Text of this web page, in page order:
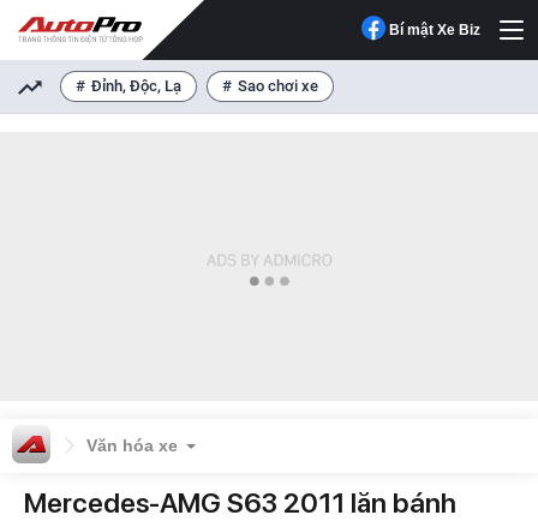
Bí mật Xe Biz
Đỉnh, Độc, Lạ Sao chơi xe
Văn hóa xe
Mercedes-AMG S63 2011 lăn bánh